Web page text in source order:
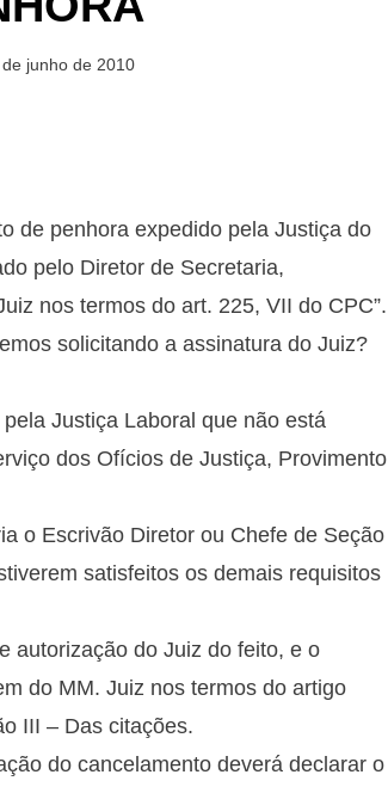
de junho de 2010
de penhora expedido pela Justiça do
pelo Diretor de Secretaria,
nos termos do art. 225, VII do CPC”.
solicitando a assinatura do Juiz?
Justiça Laboral que não está
dos Ofícios de Justiça, Provimento
o Escrivão Diretor ou Chefe de Seção
satisfeitos os demais requisitos
autorização do Juiz do feito, e o
do MM. Juiz nos termos do artigo
III – Das citações.
do cancelamento deverá declarar o